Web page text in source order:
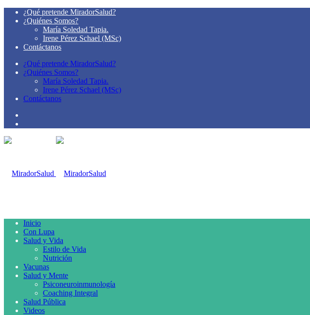
¿Qué pretende MiradorSalud?
¿Quiénes Somos?
María Soledad Tapia.
Irene Pérez Schael (MSc)
Contáctanos
¿Qué pretende MiradorSalud?
¿Quiénes Somos?
María Soledad Tapia.
Irene Pérez Schael (MSc)
Contáctanos
Inicio
Con Lupa
Salud y Vida
Estilo de Vida
Nutrición
Vacunas
Salud y Mente
Psiconeuroinmunología
Coaching Integral
Salud Pública
Videos